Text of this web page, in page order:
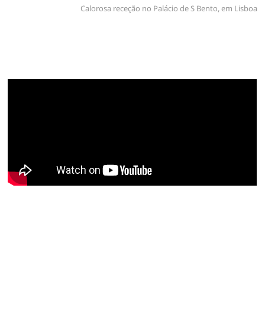
Calorosa receção no Palácio de S Bento, em Lisboa